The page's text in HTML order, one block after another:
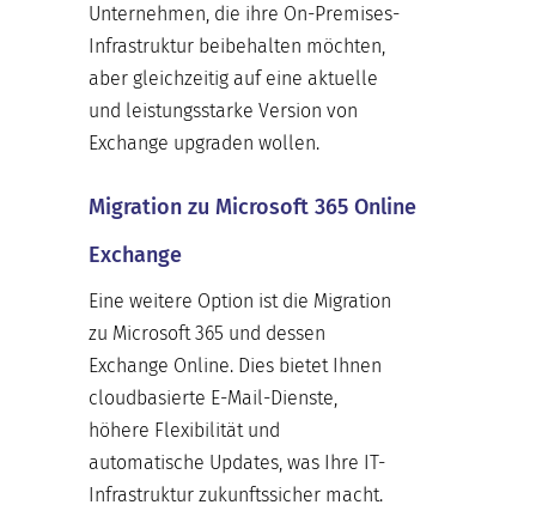
Unternehmen, die ihre On-Premises-
Infrastruktur beibehalten möchten,
aber gleichzeitig auf eine aktuelle
und leistungsstarke Version von
Exchange upgraden wollen.
Migration zu Microsoft 365 Online
Exchange
Eine weitere Option ist die Migration
zu Microsoft 365 und dessen
Exchange Online. Dies bietet Ihnen
cloudbasierte E-Mail-Dienste,
höhere Flexibilität und
automatische Updates, was Ihre IT-
Infrastruktur zukunftssicher macht.